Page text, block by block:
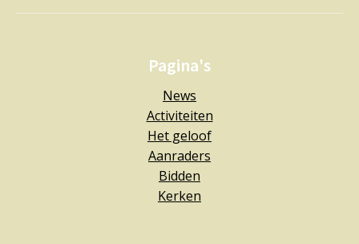
Pagina's
News
Activiteiten
Het geloof
Aanraders
Bidden
Kerken